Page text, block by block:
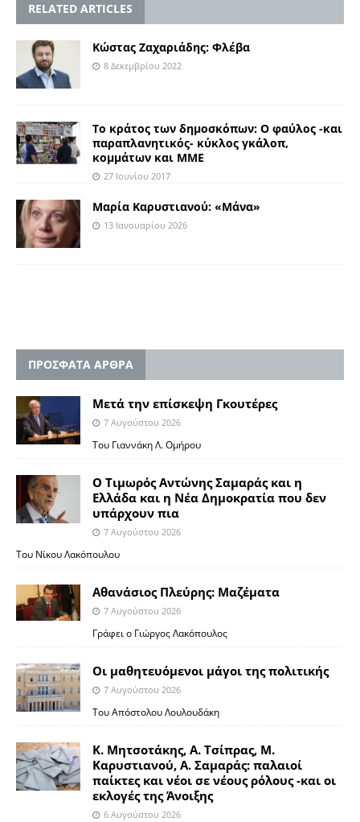
RELATED ARTICLES
Κώστας Ζαχαριάδης: Φλέβα
8 Δεκεμβρίου 2022
Το κράτος των δημοσκόπων: Ο φαύλος -και
παραπλανητικός- κύκλος γκάλοπ,
κομμάτων και ΜΜΕ
27 Ιουνίου 2017
Μαρία Καρυστιανού: «Μάνα»
13 Ιανουαρίου 2026
ΠΡΟΣΦΑΤΑ ΑΡΘΡΑ
Μετά την επίσκεψη Γκουτέρες
7 Αυγούστου 2026
Του Γιαννάκη Λ. Ομήρου
Ο Τιμωρός Αντώνης Σαμαράς και η
Ελλάδα και η Νέα Δημοκρατία που δεν
υπάρχουν πια
7 Αυγούστου 2026
Του Νίκου Λακόπουλου
Αθανάσιος Πλεύρης: Μαζέματα
7 Αυγούστου 2026
Γράφει ο Γιώργος Λακόπουλος
Οι μαθητευόμενοι μάγοι της πολιτικής
7 Αυγούστου 2026
Του Απόστολου Λουλουδάκη
Κ. Μητσοτάκης, Α. Τσίπρας, Μ.
Καρυστιανού, Α. Σαμαράς: παλαιοί
παίκτες και νέοι σε νέους ρόλους -και οι
εκλογές της Άνοιξης
6 Αυγούστου 2026